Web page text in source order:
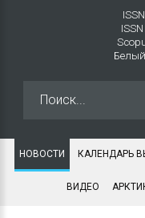
ISSN
ISSN
НОВОСТИ КАЛЕНДАРЬ
ВИДЕО